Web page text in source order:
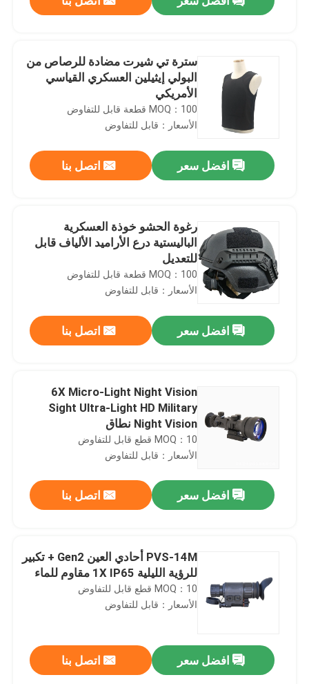
سترة تي شيرت مضادة للرصاص من
البولي إيثيلين العسكري القياسي
الأمريكي
MOQ：100 قطعة قابل للتفاوض
الأسعار：قابل للتفاوض
افضل سعر اتصل بنا
رغوة الحشو خوذة العسكرية
الباليستية درع الأراميد الألياف قابل
للتعديل
MOQ：100 قطعة قابل للتفاوض
الأسعار：قابل للتفاوض
افضل سعر اتصل بنا
6X Micro-Light Night Vision
Sight Ultra-Light HD Military
Night Vision نطاق
MOQ：10 قطع قابل للتفاوض
الأسعار：قابل للتفاوض
افضل سعر اتصل بنا
PVS-14M أحادي العين Gen2 + تكبير
للرؤية الليلية 1X IP65 مقاوم للماء
MOQ：10 قطع قابل للتفاوض
الأسعار：قابل للتفاوض
افضل سعر اتصل بنا